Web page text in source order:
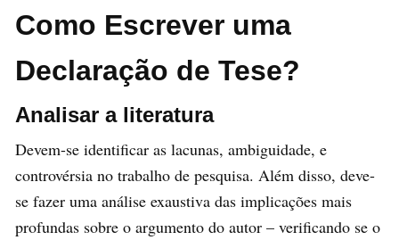
Como Escrever uma
Declaração de Tese?
Analisar a literatura
Devem-se identificar as lacunas, ambiguidade, e
controvérsia no trabalho de pesquisa. Além disso, deve-
se fazer uma análise exaustiva das implicações mais
profundas sobre o argumento do autor – verificando se o